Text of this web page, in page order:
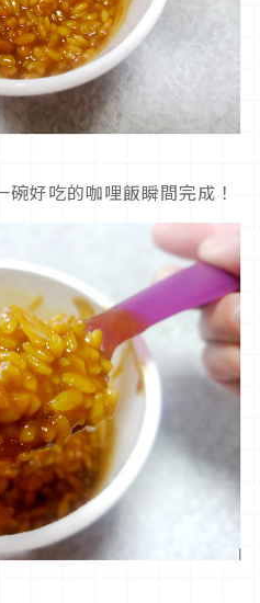
好吃的咖哩飯瞬間完成！